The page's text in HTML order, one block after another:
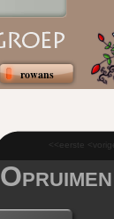
rowans
<<eerste